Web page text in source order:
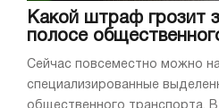
Какой штраф грозит
полосе
Сейчас повсеместно можно
специализированные
общественного транспорта.